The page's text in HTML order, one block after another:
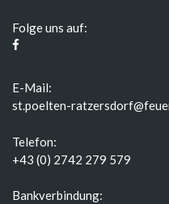
Folge uns auf:
E-Mail:
st.poelten-
Telefon:
+43 (0) 2742 279 579
Bankverbindung: